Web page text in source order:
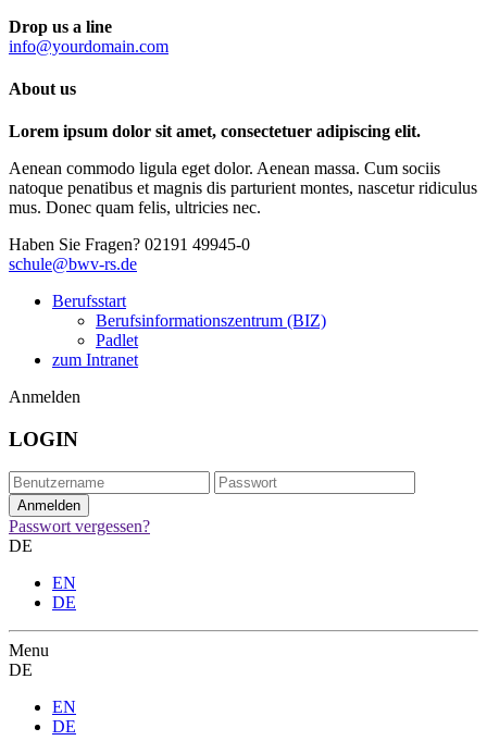
Drop us a line
info@yourdomain.com
About us
Lorem ipsum dolor sit amet, consectetuer adipiscing elit.
Aenean commodo ligula eget dolor. Aenean massa. Cum sociis
natoque penatibus et magnis dis parturient montes, nascetur ridiculus
mus. Donec quam felis, ultricies nec.
Haben Sie Fragen? 02191 49945-0
schule@bwv-rs.de
Berufsstart
Berufsinformationszentrum (BIZ)
Padlet
zum Intranet
Anmelden
LOGIN
Passwort vergessen?
DE
EN
DE
Menu
DE
EN
DE